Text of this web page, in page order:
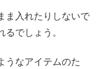
ま入れたりしないで
でしょう。
うなアイテムのた